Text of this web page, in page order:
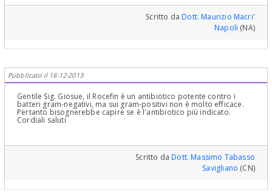
Scritto daDott. Maurizio Macri'
Napoli (NA)
Pubblicato il 18-12-2013
Gentile Sig. Giosue, il Rocefin è un antibiotico potente contro i
batteri gram-negativi, ma sui gram-positivi non è molto efficace.
Pertanto bisognerebbe capire se è l'antibiotico più indicato.
Cordiali saluti
Scritto daDott. Massimo Tabasso
Savigliano (CN)